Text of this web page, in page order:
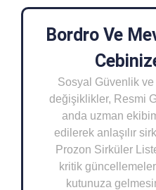
Bordro Ve
Sosyal Güvenlik ve
değişiklikler, Resmi
anda uzman
edilerek anlaşılır
Prozon Sirküler
kritik
kutunuza